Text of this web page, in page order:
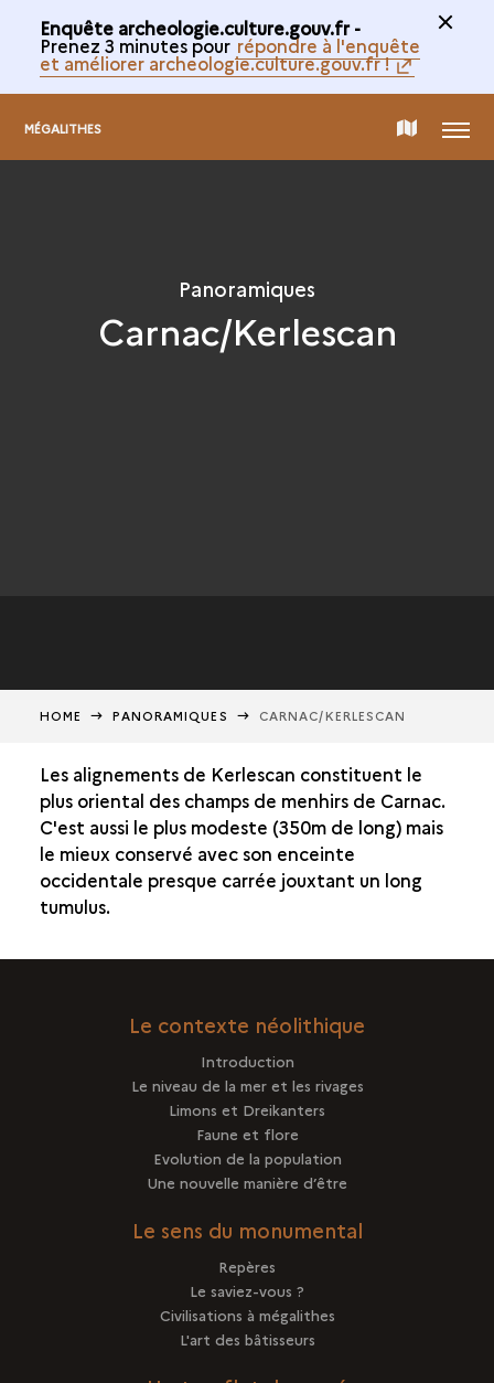
Enquête archeologie.culture.gouv.fr -
Prenez 3 minutes pour répondre à l'enquête
et améliorer archeologie.culture.gouv.fr !
MÉGALITHES CARTE
COLLECTION
MENU
Panoramiques
Carnac/Kerlescan
HOME PANORAMIQUES CARNAC/KERLESCAN
Les alignements de Kerlescan constituent le
plus oriental des champs de menhirs de Carnac.
C'est aussi le plus modeste (350m de long) mais
le mieux conservé avec son enceinte
occidentale presque carrée jouxtant un long
tumulus.
Le contexte néolithique
Introduction
Le niveau de la mer et les rivages
Limons et Dreikanters
Faune et flore
Evolution de la population
Une nouvelle manière d’être
Le sens du monumental
Repères
Le saviez-vous ?
Civilisations à mégalithes
L'art des bâtisseurs